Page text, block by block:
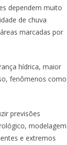
dependem muito
de chuva
marcadas por
hídrica, maior
fenômenos como
previsões
modelagem
e extremos